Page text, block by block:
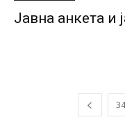
Јавна анкета и
34